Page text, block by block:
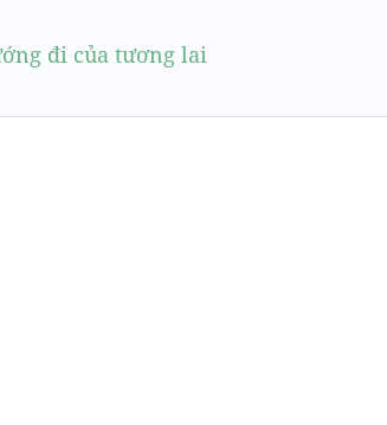
đi của tương lai